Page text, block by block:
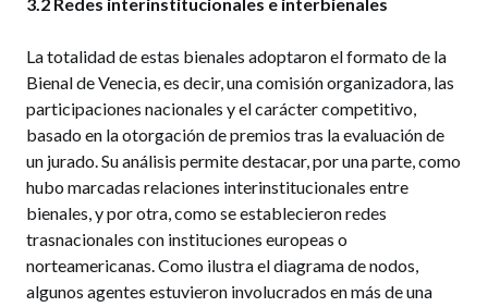
La totalidad de estas bienales adoptaron el formato de la
Bienal de Venecia, es decir, una comisión organizadora, las
participaciones nacionales y el carácter competitivo,
basado en la otorgación de premios tras la evaluación de
un jurado. Su análisis permite destacar, por una parte, como
hubo marcadas relaciones interinstitucionales entre
bienales, y por otra, como se establecieron redes
trasnacionales con instituciones europeas o
norteamericanas. Como ilustra el diagrama de nodos,
algunos agentes estuvieron involucrados en más de una